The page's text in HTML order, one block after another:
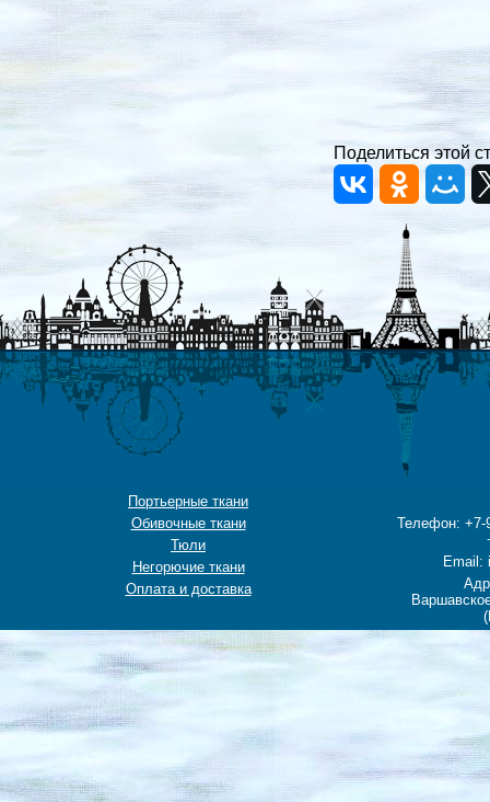
Поделиться этой
Портьерные ткани
Обивочные ткани
Тюли
Негорючие ткани
Оплата и доставка
Телефон: +7-
Email: